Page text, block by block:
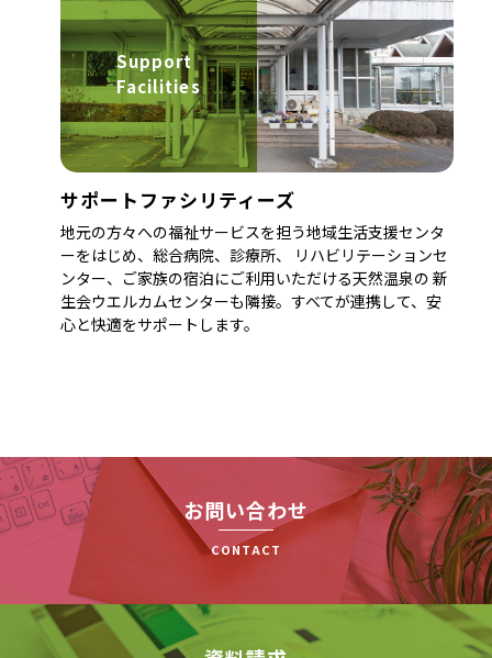
Support
Facilities
サポートファシリティーズ
地元の方々への福祉サービスを担う地域生活支援センタ
ーをはじめ、総合病院、診療所、 リハビリテーションセ
ンター、ご家族の宿泊にご利用いただける天然温泉の 新
生会ウエルカムセンターも隣接。すべてが連携して、安
心と快適をサポートします。
お問い合わせ
CONTACT